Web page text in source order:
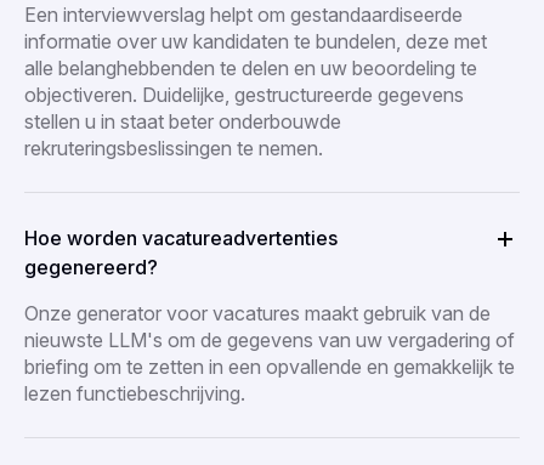
Een interviewverslag helpt om gestandaardiseerde
informatie over uw kandidaten te bundelen, deze met
alle belanghebbenden te delen en uw beoordeling te
objectiveren. Duidelijke, gestructureerde gegevens
stellen u in staat beter onderbouwde
rekruteringsbeslissingen te nemen.
Hoe worden vacatureadvertenties
gegenereerd?
Onze generator voor vacatures maakt gebruik van de
nieuwste LLM's om de gegevens van uw vergadering of
briefing om te zetten in een opvallende en gemakkelijk te
lezen functiebeschrijving.